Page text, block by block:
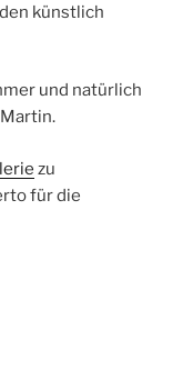
künstlich
und natürlich
zu
für die